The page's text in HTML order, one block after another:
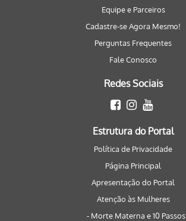
Equipe e Parceiros
Cadastre-se Agora Mesmo!
Perguntas Frequentes
Fale Conosco
Redes Sociais
Estrutura do Portal
Política de Privacidade
Página Principal
Apresentação do Portal
Atenção às Mulheres
- Morte Materna e 10 Passos